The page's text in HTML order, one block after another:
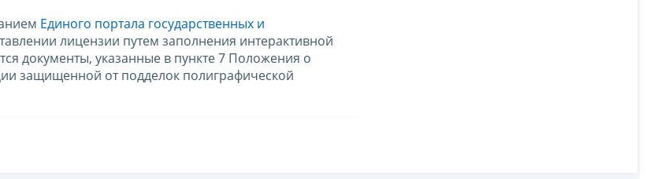
Единого портала государственных и
лицензии путем заполнения интерактивной
документы, указанные в пункте 7 Положения о
защищенной от подделок полиграфической